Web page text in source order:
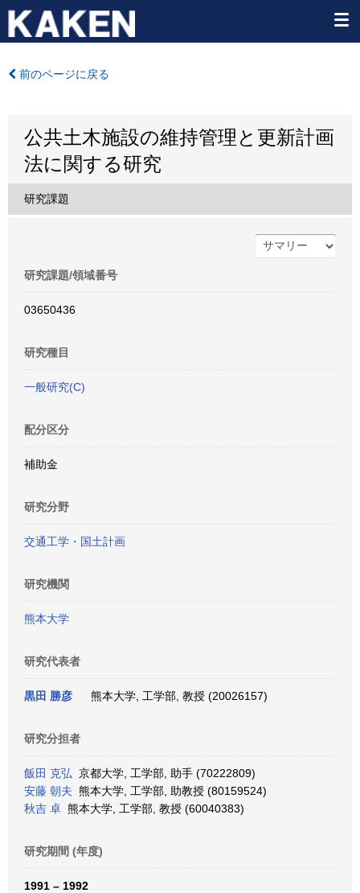
前のページに戻る
公共土木施設の維持管理と更新計画
法に関する研究
研究課題
研究課題/領域番号
03650436
研究種目
一般研究(C)
配分区分
補助金
研究分野
交通工学・国土計画
研究機関
熊本大学
研究代表者
黒田 勝彦 熊本大学, 工学部, 教授 (20026157)
研究分担者
飯田 克弘 京都大学, 工学部, 助手 (70222809)
安藤 朝夫 熊本大学, 工学部, 助教授 (80159524)
秋吉 卓 熊本大学, 工学部, 教授 (60040383)
研究期間 (年度)
1991 – 1992